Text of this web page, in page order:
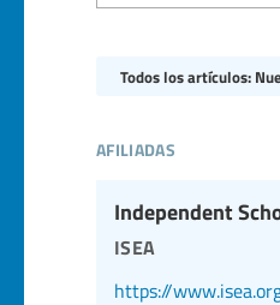
Todos los artículos:
afiliadas
Independent
isea
https://